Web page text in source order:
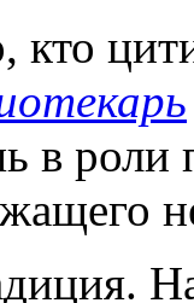
кто
в роли